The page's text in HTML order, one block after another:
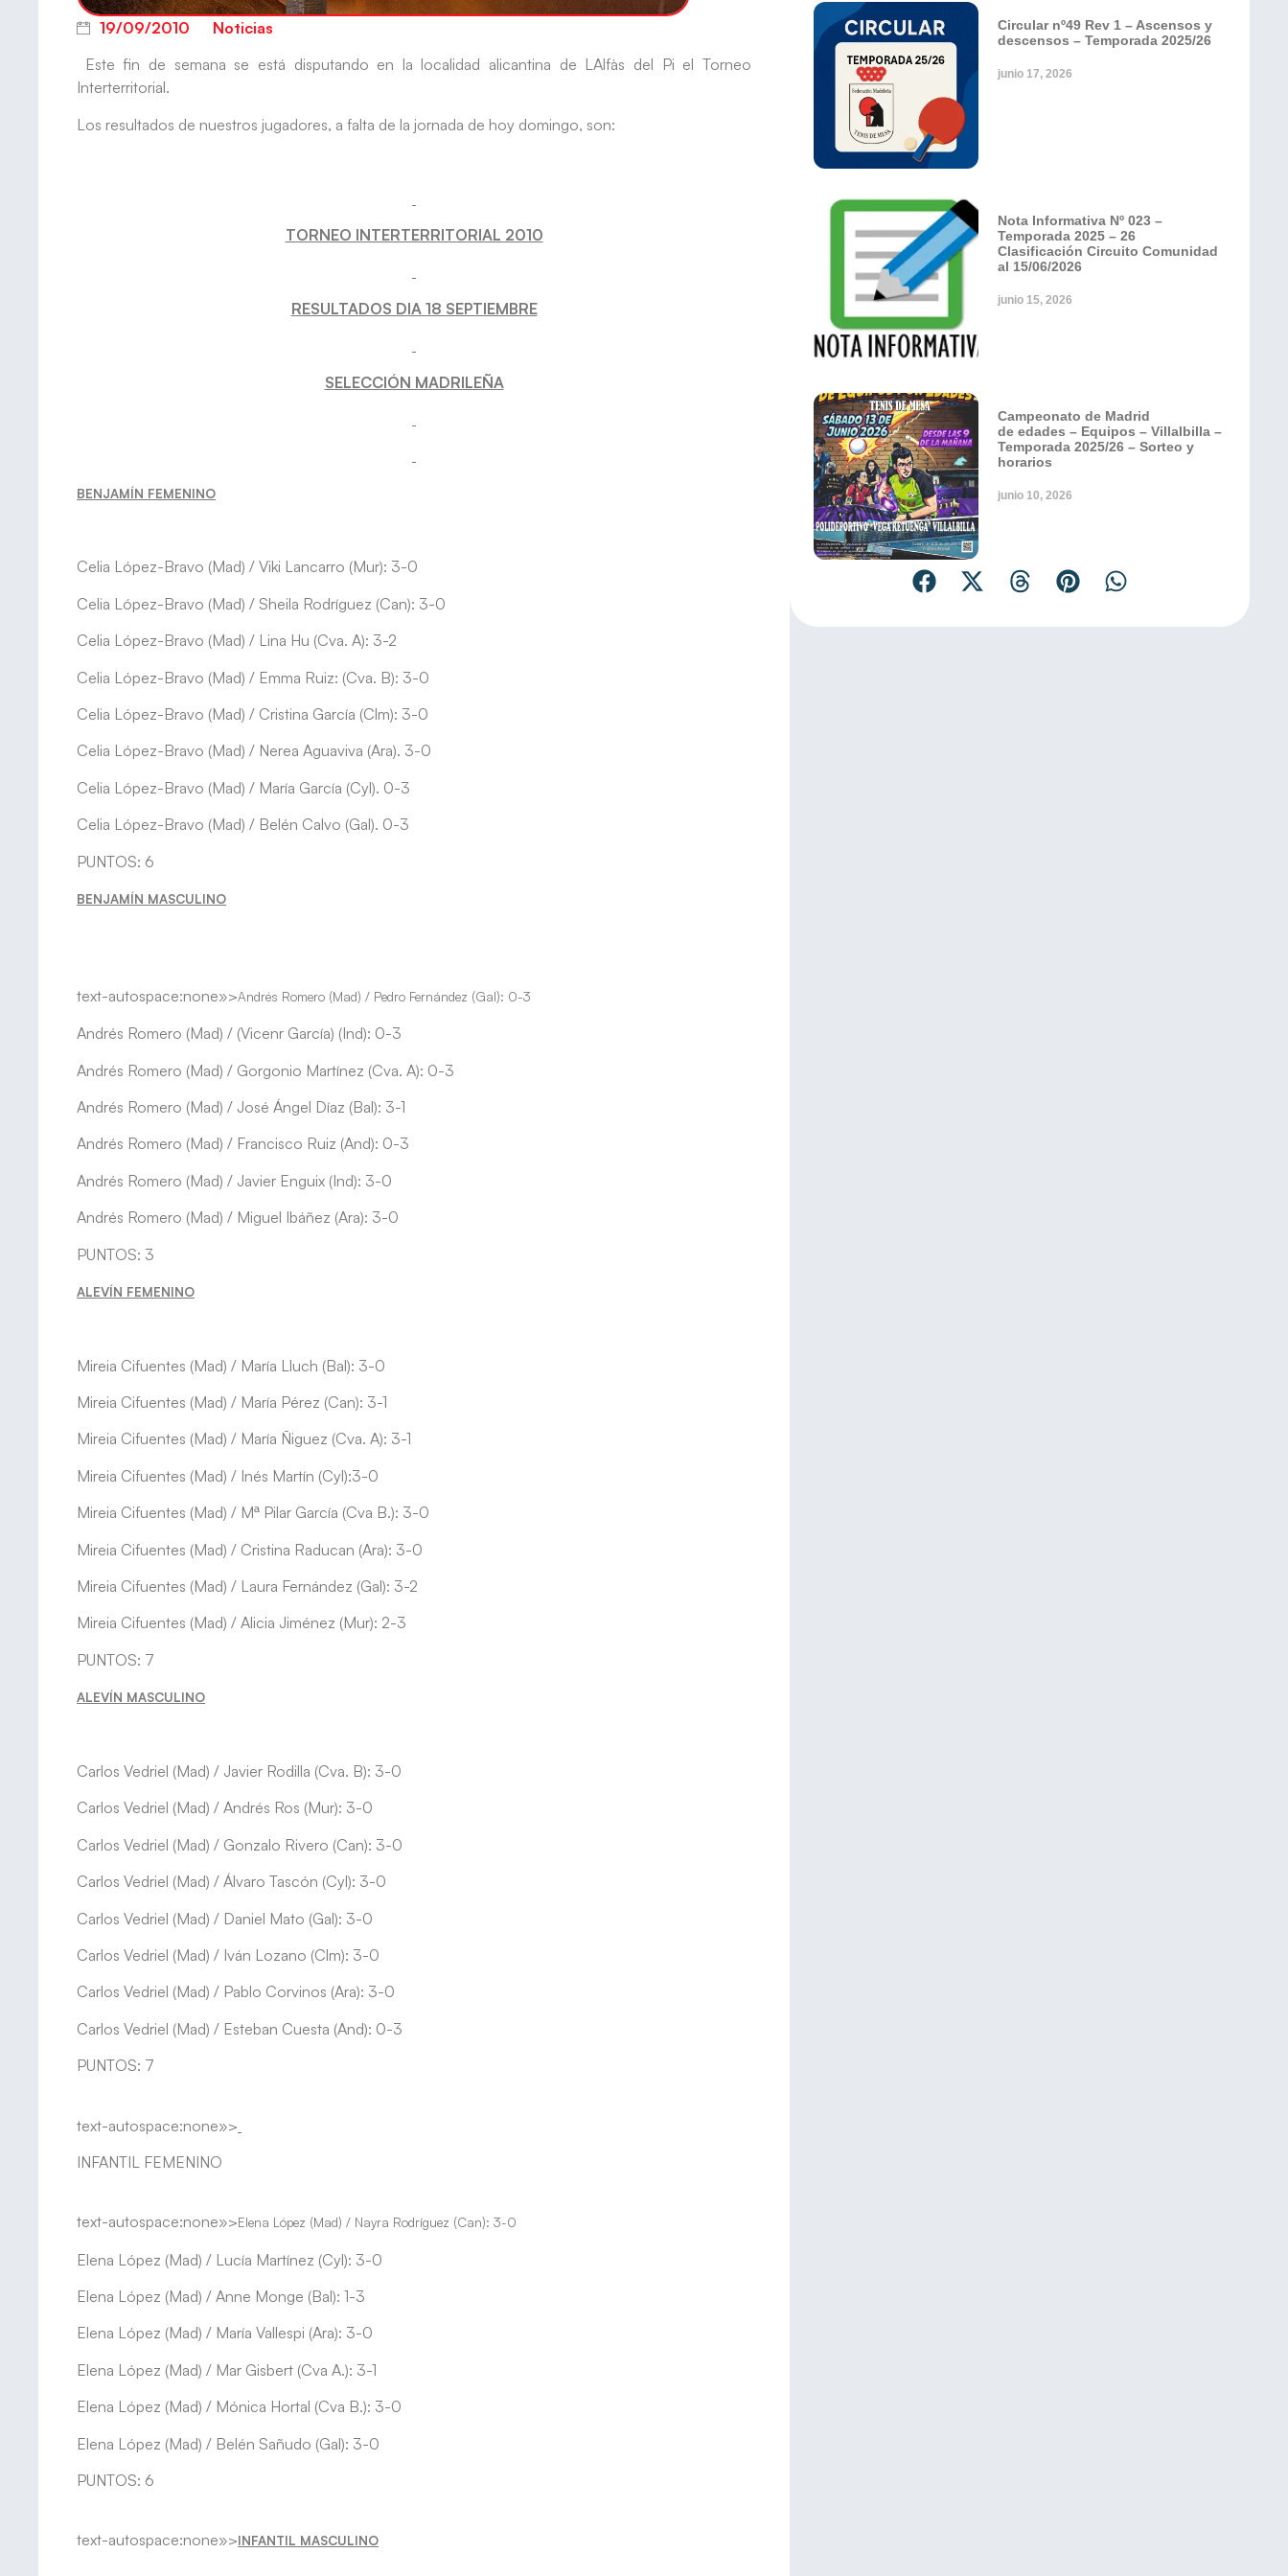
19/09/2010
Noticias
Este fin de semana se está disputando en la localidad alicantina de LAlfàs del Pi el Torneo
Interterritorial.
Los resultados de nuestros jugadores, a falta de la jornada de hoy domingo, son:
TORNEO INTERTERRITORIAL 2010
RESULTADOS DIA 18 SEPTIEMBRE
SELECCIÓN MADRILEÑA
BENJAMÍN FEMENINO
Celia López-Bravo (Mad) / Viki Lancarro (Mur): 3-0
Celia López-Bravo (Mad) / Sheila Rodríguez (Can): 3-0
Celia López-Bravo (Mad) / Lina Hu (Cva. A): 3-2
Celia López-Bravo (Mad) / Emma Ruiz: (Cva. B): 3-0
Celia López-Bravo (Mad) / Cristina García (Clm): 3-0
Celia López-Bravo (Mad) / Nerea Aguaviva (Ara). 3-0
Celia López-Bravo (Mad) / María García (Cyl). 0-3
Celia López-Bravo (Mad) / Belén Calvo (Gal). 0-3
PUNTOS: 6
BENJAMÍN MASCULINO
text-autospace:none»>Andrés Romero (Mad) / Pedro Fernández (Gal): 0-3
Andrés Romero (Mad) / (Vicenr García) (Ind): 0-3
Andrés Romero (Mad) / Gorgonio Martínez (Cva. A): 0-3
Andrés Romero (Mad) / José Ángel Díaz (Bal): 3-1
Andrés Romero (Mad) / Francisco Ruiz (And): 0-3
Andrés Romero (Mad) / Javier Enguix (Ind): 3-0
Andrés Romero (Mad) / Miguel Ibáñez (Ara): 3-0
PUNTOS: 3
ALEVÍN FEMENINO
Mireia Cifuentes (Mad) / María Lluch (Bal): 3-0
Mireia Cifuentes (Mad) / María Pérez (Can): 3-1
Mireia Cifuentes (Mad) / María Ñiguez (Cva. A): 3-1
Mireia Cifuentes (Mad) / Inés Martín (Cyl):3-0
Mireia Cifuentes (Mad) / Mª Pilar García (Cva B.): 3-0
Mireia Cifuentes (Mad) / Cristina Raducan (Ara): 3-0
Mireia Cifuentes (Mad) / Laura Fernández (Gal): 3-2
Mireia Cifuentes (Mad) / Alicia Jiménez (Mur): 2-3
PUNTOS: 7
ALEVÍN MASCULINO
Carlos Vedriel (Mad) / Javier Rodilla (Cva. B): 3-0
Carlos Vedriel (Mad) / Andrés Ros (Mur): 3-0
Carlos Vedriel (Mad) / Gonzalo Rivero (Can): 3-0
Carlos Vedriel (Mad) / Álvaro Tascón (Cyl): 3-0
Carlos Vedriel (Mad) / Daniel Mato (Gal): 3-0
Carlos Vedriel (Mad) / Iván Lozano (Clm): 3-0
Carlos Vedriel (Mad) / Pablo Corvinos (Ara): 3-0
Carlos Vedriel (Mad) / Esteban Cuesta (And): 0-3
PUNTOS: 7
text-autospace:none»>
INFANTIL FEMENINO
text-autospace:none»>Elena López (Mad) / Nayra Rodríguez (Can): 3-0
Elena López (Mad) / Lucía Martínez (Cyl): 3-0
Elena López (Mad) / Anne Monge (Bal): 1-3
Elena López (Mad) / María Vallespi (Ara): 3-0
Elena López (Mad) / Mar Gisbert (Cva A.): 3-1
Elena López (Mad) / Mónica Hortal (Cva B.): 3-0
Elena López (Mad) / Belén Sañudo (Gal): 3-0
PUNTOS: 6
text-autospace:none»>INFANTIL MASCULINO
Circular nº49 Rev 1 – Ascensos y
descensos – Temporada 2025/26
junio 17, 2026
Nota Informativa Nº 023 –
Temporada 2025 – 26
Clasificación Circuito Comunidad
al 15/06/2026
junio 15, 2026
Campeonato de Madrid
de edades – Equipos – Villalbilla –
Temporada 2025/26 – Sorteo y
horarios
junio 10, 2026